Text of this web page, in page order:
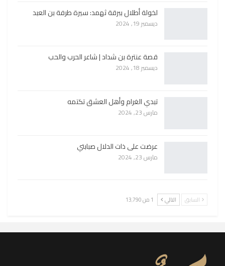
لخولة أطلال ببرقة ثهمد: سيرة طرفة بن العبد
ديسمبر 19, 2024
قصة عنترة بن شداد | شاعر الحرب والحب
ديسمبر 18, 2024
تبدي الغرام وأهل العشق تكتمه
مارس 23, 2024
عرضت على ذات الدلال صبابتي
مارس 23, 2024
السابق التالي 1 من 13٬790